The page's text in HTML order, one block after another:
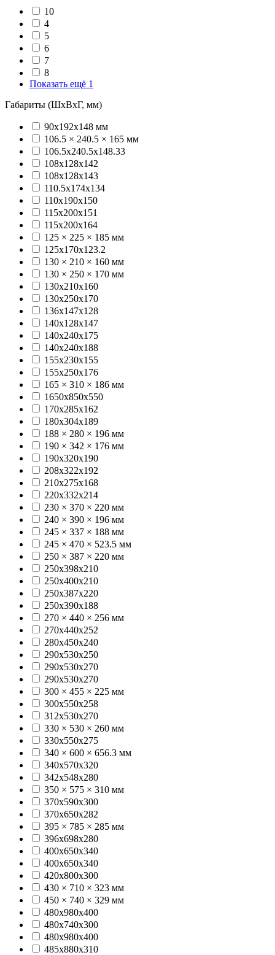
10
4
5
6
7
8
Показать ещё 1
Габариты (ШхВхГ, мм)
90x192x148 мм
106.5 × 240.5 × 165 мм
106.5х240.5х148.33
108x128x142
108x128x143
110.5x174x134
110х190х150
115x200x151
115х200х164
125 × 225 × 185 мм
125x170x123.2
130 × 210 × 160 мм
130 × 250 × 170 мм
130х210х160
130х250х170
136x147x128
140x128x147
140x240x175
140х240х188
155x230x155
155х250х176
165 × 310 × 186 мм
1650х850х550
170х285х162
180x304x189
188 × 280 × 196 мм
190 × 342 × 176 мм
190x320x190
208х322х192
210х275х168
220х332х214
230 × 370 × 220 мм
240 × 390 × 196 мм
245 × 337 × 188 мм
245 × 470 × 523.5 мм
250 × 387 × 220 мм
250x398x210
250x400x210
250х387х220
250х390х188
270 × 440 × 256 мм
270х440х252
280x450x240
290x530x250
290x530x270
290х530х270
300 × 455 × 225 мм
300х550х258
312х530х270
330 × 530 × 260 мм
330x550x275
340 × 600 × 656.3 мм
340x570x320
342х548х280
350 × 575 × 310 мм
370x590x300
370х650х282
395 × 785 × 285 мм
396х698х280
400x650x340
400х650х340
420x800x300
430 × 710 × 323 мм
450 × 740 × 329 мм
480x980x400
480х740х300
480х980х400
485х880х310